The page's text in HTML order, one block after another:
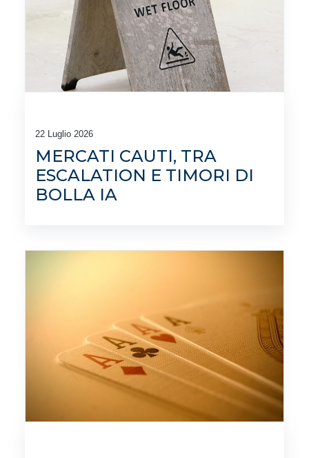
22 Luglio 2026
MERCATI CAUTI, TRA
ESCALATION E TIMORI DI
BOLLA IA